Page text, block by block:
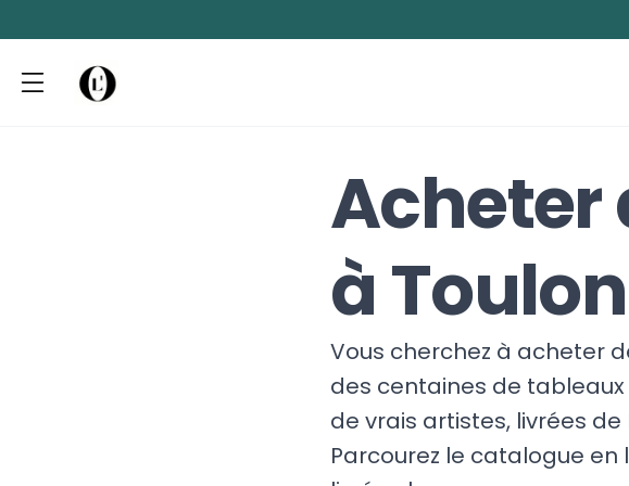
Acheter
à Toulon
Vous cherchez à acheter
des centaines de
de vrais artistes, livrées
Parcourez le catalogue